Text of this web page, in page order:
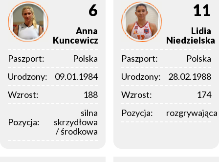
6
Anna
Kuncewicz
Paszport:
Polska
Urodzony:
09.01.1984
Wzrost:
188
Pozycja:
silna
skrzydłowa
/ środkowa
11
Lidia
Niedzielska
Paszport:
Polska
Urodzony:
28.02.1988
Wzrost:
174
Pozycja:
rozgrywająca